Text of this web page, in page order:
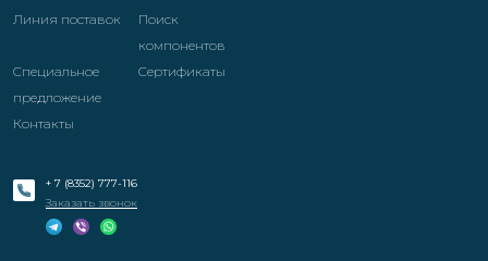
Линия поставок
Поиск
компонентов
Специальное
предложение
Cертификаты
Контакты
+ 7 (8352) 777-116
Заказать звонок